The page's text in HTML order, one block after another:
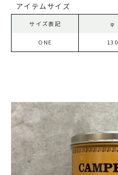
アイテムサイズ
サイズ表記 φ
ONE 130